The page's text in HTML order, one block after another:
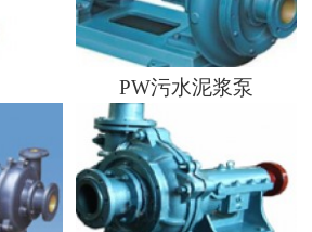
PW污水泥浆泵